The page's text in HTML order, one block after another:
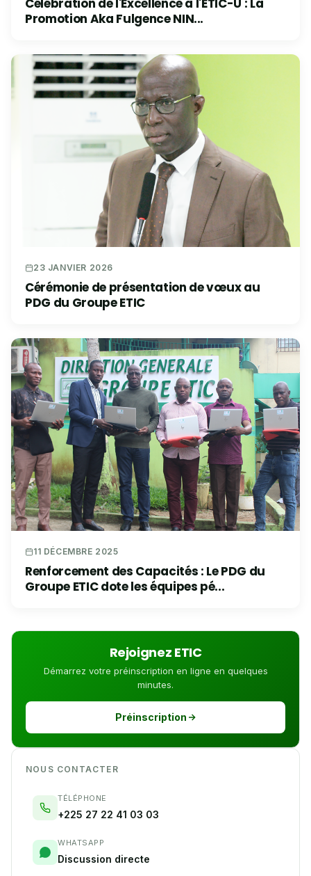
Célébration de l'Excellence à l'ETIC-U : La
Promotion Aka Fulgence NIN...
23 JANVIER 2026
Cérémonie de présentation de vœux au
PDG du Groupe ETIC
11 DÉCEMBRE 2025
Renforcement des Capacités : Le PDG du
Groupe ETIC dote les équipes pé...
Rejoignez ETIC
Démarrez votre préinscription en ligne en quelques
minutes.
Préinscription
NOUS CONTACTER
TÉLÉPHONE
+225 27 22 41 03 03
WHATSAPP
Discussion directe